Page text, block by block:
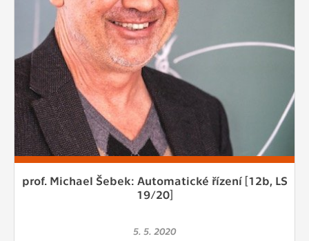
prof. Michael Šebek: Automatické řízení [12b, LS
19/20]
5. 5. 2020